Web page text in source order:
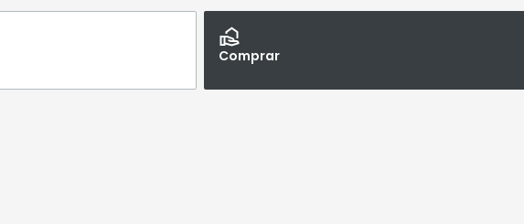
Comprar